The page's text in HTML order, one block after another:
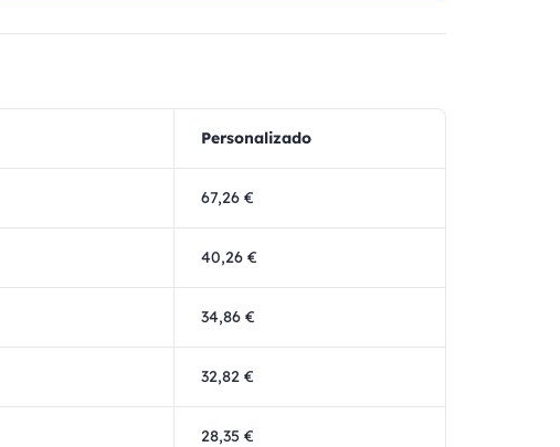
Personalizado
67,26 €
40,26 €
34,86 €
32,82 €
28,35 €